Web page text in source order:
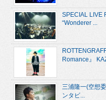
SPECIAL LIVE
“Wonderer ...
Romance』
三浦隆一(空想
ンタビ...